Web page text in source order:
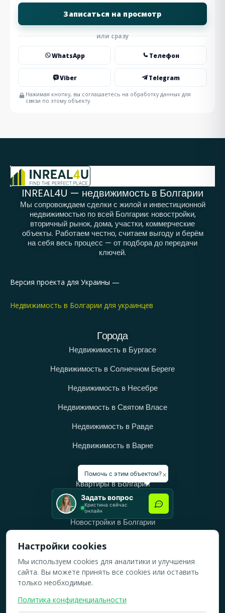
или сразу
WhatsApp Телефон
Viber Telegram
Нажимая кнопку, вы соглашаетесь на обработку данных для
связи по этому объекту.
INREAL4U — недвижимость в Болгарии
Мы сопровождаем сделки с жилой и инвестиционной
недвижимостью по всей Болгарии: новостройки,
вторичный рынок, дома, участки, коммерческие
объекты. Работаем честно, считаем выгоду и берём
на себя весь процесс — от подбора до передачи
ключей.
Версия проекта для Украины —
Недвижимость в Болгарии для украинцев
Города
Недвижимость в Бургасе
Недвижимость в Солнечном Береге
Недвижимость в Несебре
Недвижимость в Святом Власе
Недвижимость в Равде
Недвижимость в Варне
Категории
Квартиры в Болгарии
Дома в Болгарии
Новостройки в Болгарии
Вторичное жильё в Болгарии
Рабочее время
ПН-ПТ: 10:00 — 18:00
ВС: Выходной
×
Помочь с этим объектом?
Задать вопрос
Кристина сейчас
онлайн
Настройки cookies
Мы используем cookies для аналитики и улучшения
сайта. Вы можете принять все cookies или оставить
только необходимые.
Политика конфиденциальности